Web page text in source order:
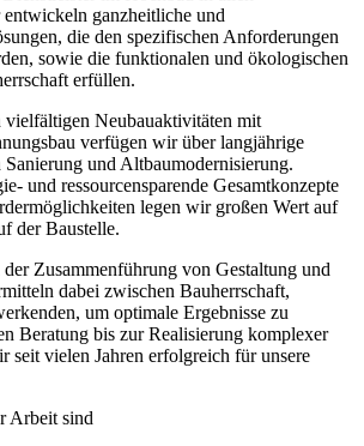
ganzheitliche und
die den spezifischen Anforderungen
sowie die funktionalen und ökologischen
erfüllen.
vielfältigen Neubauaktivitäten mit
verfügen wir über langjährige
und Altbaumodernisierung.
und ressourcensparende Gesamtkonzepte
legen wir großen Wert auf
der Baustelle.
Zusammenführung von Gestaltung und
dabei zwischen Bauherrschaft,
um optimale Ergebnisse zu
Beratung bis zur Realisierung komplexer
seit vielen Jahren erfolgreich für unsere
Arbeit sind